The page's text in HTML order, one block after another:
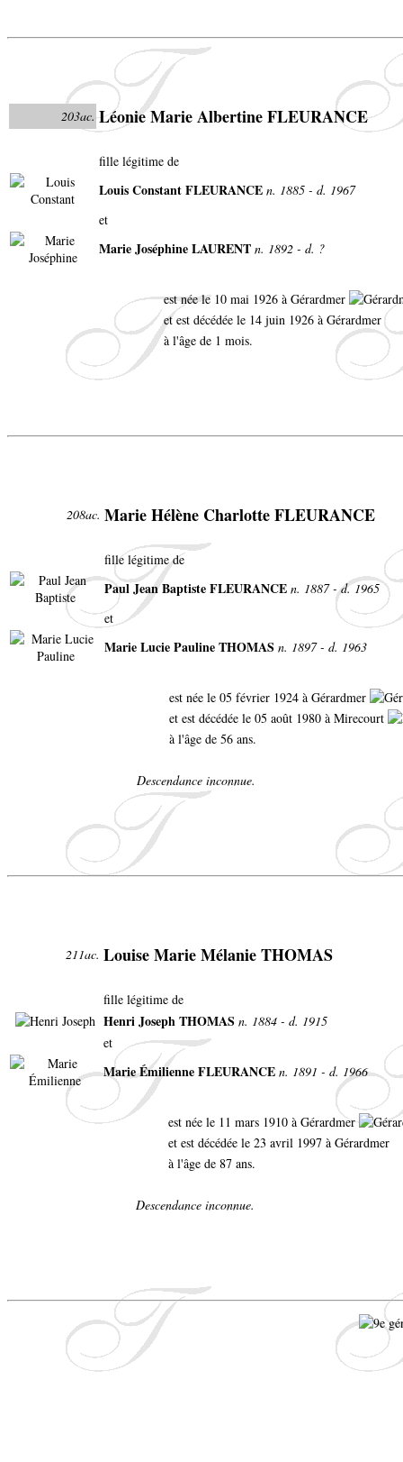
203ac. Léonie Marie Albertine FLEURANCE
fille légitime de
Louis Constant FLEURANCE n. 1885 - d. 1967
et
Marie Joséphine LAURENT n. 1892 - d. ?
est née le 10 mai 1926 à Gérardmer
et est décédée le 14 juin 1926 à Gérardmer
à l'âge de 1 mois.
208ac. Marie Hélène Charlotte FLEURANCE
fille légitime de
Paul Jean Baptiste FLEURANCE n. 1887 - d. 1965
et
Marie Lucie Pauline THOMAS n. 1897 - d. 1963
est née le 05 février 1924 à Gérardmer
et est décédée le 05 août 1980 à Mirecourt
à l'âge de 56 ans.
Descendance inconnue.
211ac. Louise Marie Mélanie THOMAS
fille légitime de
Henri Joseph THOMAS n. 1884 - d. 1915
et
Marie Émilienne FLEURANCE n. 1891 - d. 1966
est née le 11 mars 1910 à Gérardmer
et est décédée le 23 avril 1997 à Gérardmer
à l'âge de 87 ans.
Descendance inconnue.